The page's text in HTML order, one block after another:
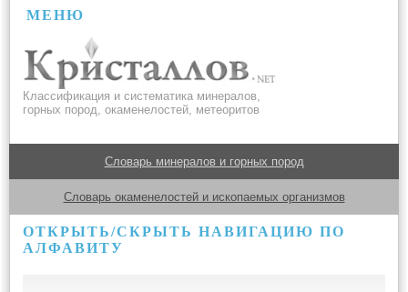
МЕНЮ
Классификация и систематика минералов,
горных пород, окаменелостей, метеоритов
Словарь минералов и горных пород
Словарь окаменелостей и ископаемых организмов
ОТКРЫТЬ/СКРЫТЬ НАВИГАЦИЮ ПО
АЛФАВИТУ